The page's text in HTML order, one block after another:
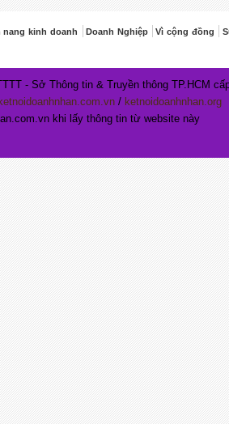
nang kinh doanh Doanh Nghiệp Vì cộng đồng
- Sở Thông tin & Truyền thông TP.HCM
/ ketnoidoanhnhan.org
khi lấy thông tin từ website này